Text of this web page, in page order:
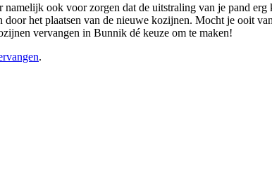
ook voor zorgen dat de uitstraling van je pand erg
het plaatsen van de nieuwe kozijnen. Mocht je ooit
vervangen in Bunnik dé keuze om te maken!
.